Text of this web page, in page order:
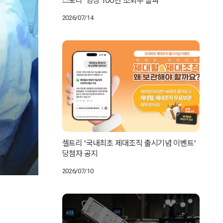
2026/07/14
셀트리 ‘국내최초 제대조직 출시기념 이벤트’
당첨자 공지
2026/07/10